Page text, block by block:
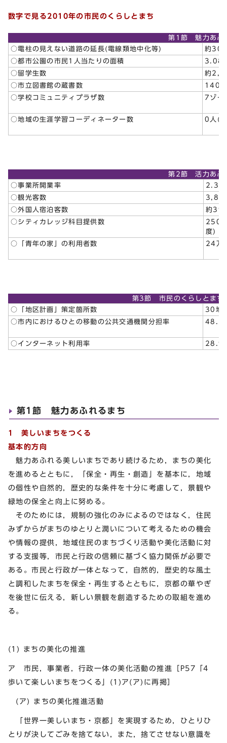
数字で見る2010年の市民のくらしとまち
第1節 魅力あふ
○電柱の見えない道路の延長(電線類地中化等)
約
○都市公園の市民1人当たりの面積
○留学生数
約
○市立図書館の蔵書数
140
○学校コミュニティプラザ数
7ゾー
○地域の生涯学習コーディネーター数 0人
第2節 活力あふ
○事業所開業率
2.3
○観光客数
○外国人宿泊客数
約39
○シティカレッジ科目提供数
250
度)
○「青年の家」の利用者数
24万
第3節 市民のくらしとまち
○「地区計画」策定箇所数
30地
○市内におけるひとの移動の公共交通機関分担率
48.2
○インターネット利用率 28.9
第1節 魅力あふれるまち
1 美しいまちをつくる
基本的方向
魅力あふれる美しいまちであり続けるため，まちの美化
を進めるとともに，「保全・再生・創造」を基本に，地域
の個性や自然的，歴史的な条件を十分に考慮して，景観や
緑地の保全と向上に努める。
そのためには，規制の強化のみによるのではなく，住民
みずからがまちのゆとりと潤いについて考えるための機会
や情報の提供，地域住民のまちづくり活動や美化活動に対
する支援等，市民と行政の信頼に基づく協力関係が必要で
ある。市民と行政が一体となって，自然的，歴史的な風土
と調和したまちを保全・再生するとともに，京都の華やぎ
を後世に伝える，新しい景観を創造するための取組を進め
る。
(1) まちの美化の推進
ア 市民，事業者，行政一体の美化活動の推進［P57「4
歩いて楽しいまちをつくる」(1)ア(ア)に再掲］
(ア) まちの美化推進活動
「世界一美しいまち・京都」を実現するため，ひとりひ
とりが決してごみを捨てない，また，捨てさせない意識を